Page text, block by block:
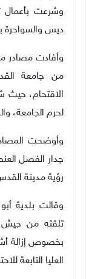
وشرعت بأعمال
ديس والسواحرة
وأفادت مصادر
من جامعة
الاقتحام، حيث
لحرم الجامعة،
وأوضحت
جدار الفصل
رؤية مدينة
وقالت بلدية
تلقته من جيش
بخصوص إزالة
العليا التابعة